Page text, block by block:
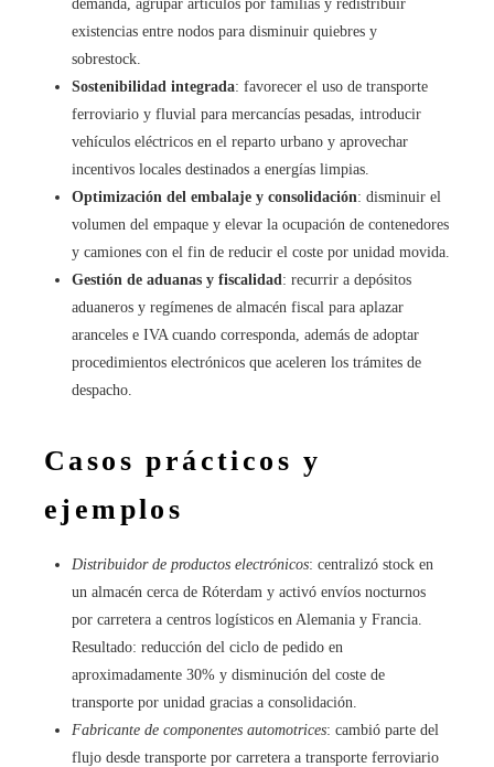
demanda, agrupar artículos por familias y redistribuir
existencias entre nodos para disminuir quiebres y
sobrestock.
Sostenibilidad integrada: favorecer el uso de transporte
ferroviario y fluvial para mercancías pesadas, introducir
vehículos eléctricos en el reparto urbano y aprovechar
incentivos locales destinados a energías limpias.
Optimización del embalaje y consolidación: disminuir el
volumen del empaque y elevar la ocupación de contenedores
y camiones con el fin de reducir el coste por unidad movida.
Gestión de aduanas y fiscalidad : recurrir a depósitos
aduaneros y regímenes de almacén fiscal para aplazar
aranceles e IVA cuando corresponda, además de adoptar
procedimientos electrónicos que aceleren los trámites de
despacho.
Casos prácticos y
ejemplos
Distribuidor de productos electrónicos: centralizó stock en
un almacén cerca de Róterdam y activó envíos nocturnos
por carretera a centros logísticos en Alemania y Francia.
Resultado: reducción del ciclo de pedido en
aproximadamente 30% y disminución del coste de
transporte por unidad gracias a consolidación.
Fabricante de componentes automotrices: cambió parte del
flujo desde transporte por carretera a transporte ferroviario